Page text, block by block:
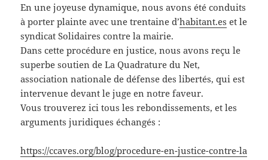
En une joyeuse dynamique, nous avons été conduits
à porter plainte avec une trentaine d’habitant.es et le
syndicat Solidaires contre la mairie.
Dans cette procédure en justice, nous avons reçu le
superbe soutien de La Quadrature du Net,
association nationale de défense des libertés, qui est
intervenue devant le juge en notre faveur.
Vous trouverez ici tous les rebondissements, et les
arguments juridiques échangés :
https://ccaves.org/blog/procedure-en-justice-contre-la